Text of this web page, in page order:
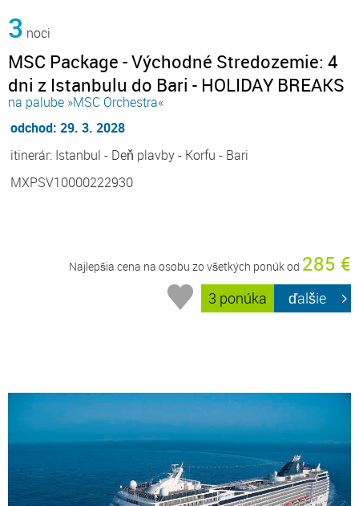
3 noci
MSC Package - Východné Stredozemie: 4
dni z Istanbulu do Bari - HOLIDAY BREAKS
na palube »MSC Orchestra«
odchod: 29. 3. 2028
itinerár: Istanbul - Deň plavby - Korfu - Bari
MXPSV10000222930
Najlepšia cena na osobu zo všetkých ponúk od 285 €
3 ponúka ďalšie